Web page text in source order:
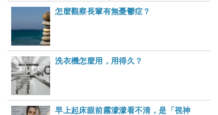
怎麼觀察長輩有無憂鬱症？
洗衣機怎麼用，用得久？
早上起床眼前霧濛濛看不清，是「視神